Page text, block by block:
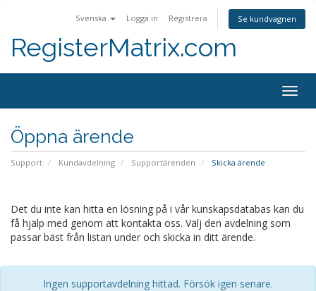
Svenska Logga in Registrera Se kundvagnen
RegisterMatrix.com
Öppna ärende
Support Kundavdelning Supportärenden Skicka ärende
Det du inte kan hitta en lösning på i vår kunskapsdatabas kan du
få hjälp med genom att kontakta oss. Välj den avdelning som
passar bäst från listan under och skicka in ditt ärende.
Ingen supportavdelning hittad. Försök igen senare.